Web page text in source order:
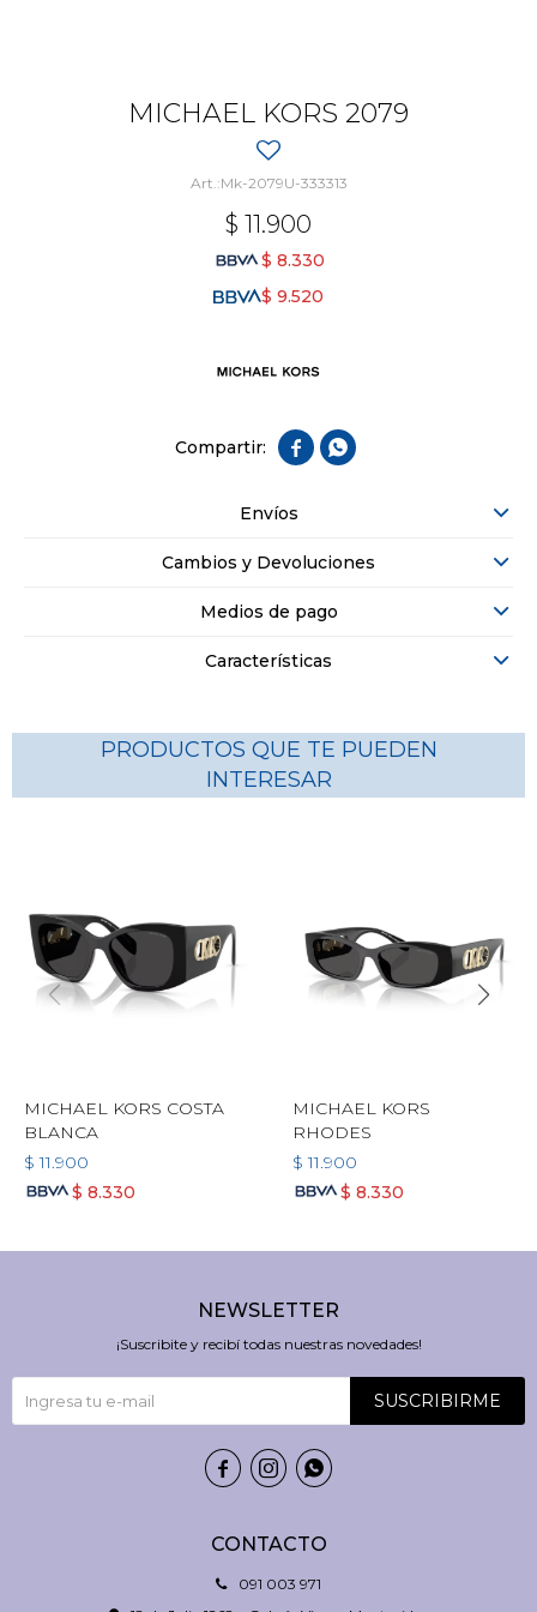
MICHAEL KORS 2079
Mk-2079U-333313
$ 11.900
$ 8.330
$ 9.520
 
Envíos
Cambios y Devoluciones
Medios de pago
Características
PRODUCTOS QUE TE PUEDEN
INTERESAR
MICHAEL KORS COSTA
BLANCA
$ 11.900
$ 8.330
MICHAEL KORS
RHODES
$ 11.900
$ 8.330
CONTACTO
091 003 971
NEWSLETTER
¡Suscribite y recibí todas nuestras novedades!
SUSCRIBIRME
  